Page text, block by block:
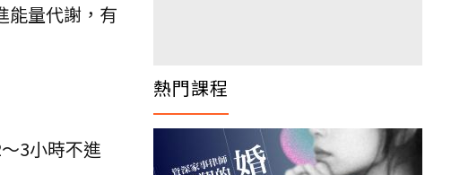
能量代謝，有
3小時不進
熱門課程